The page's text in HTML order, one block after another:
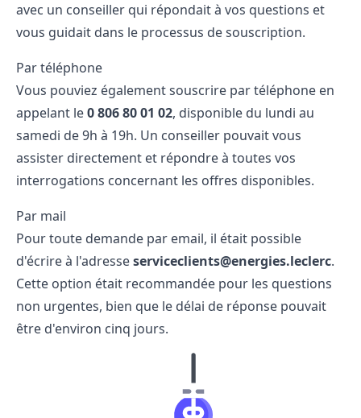
avec un conseiller qui répondait à vos questions et
vous guidait dans le processus de souscription.
Par téléphone
Vous pouviez également souscrire par téléphone en
appelant le0 806 80 01 02, disponible du lundi au
samedi de 9h à 19h. Un conseiller pouvait vous
assister directement et répondre à toutes vos
interrogations concernant les offres disponibles.
Par mail
Pour toute demande par email, il était possible
d'écrire à l'adresseserviceclients@energies.leclerc.
Cette option était recommandée pour les questions
non urgentes, bien que le délai de réponse pouvait
être d'environ cinq jours.